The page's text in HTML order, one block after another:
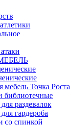
мебель Точка Роста
библиотечные
раздевалок
гардероба
со спинкой